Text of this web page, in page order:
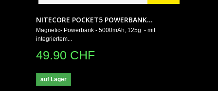
NITECORE POCKET5 POWERBANK...
Magnetic- Powerbank - 5000mAh, 125g - mit
integriertem...
49.90 CHF
auf Lager